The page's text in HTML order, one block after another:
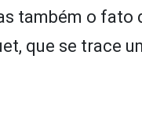
também o fato
que se trace